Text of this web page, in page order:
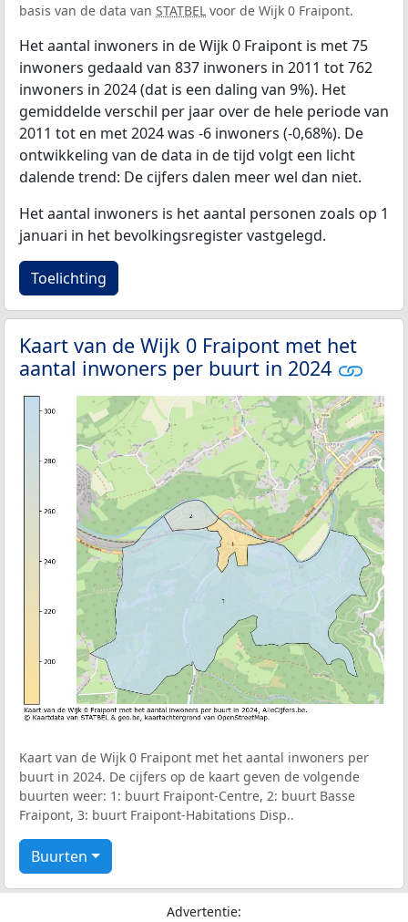
basis van de data van STATBEL voor de Wijk 0 Fraipont.
Het aantal inwoners in de Wijk 0 Fraipont is met 75
inwoners gedaald van 837 inwoners in 2011 tot 762
inwoners in 2024 (dat is een daling van 9%). Het
gemiddelde verschil per jaar over de hele periode van
2011 tot en met 2024 was -6 inwoners (-0,68%). De
ontwikkeling van de data in de tijd volgt een licht
dalende trend: De cijfers dalen meer wel dan niet.
Het aantal inwoners is het aantal personen zoals op 1
januari in het bevolkingsregister vastgelegd.
Toelichting
Kaart van de Wijk 0 Fraipont met het
aantal inwoners per buurt in 2024
Kaart van de Wijk 0 Fraipont met het aantal inwoners per
buurt in 2024. De cijfers op de kaart geven de volgende
buurten weer: 1: buurt Fraipont-Centre, 2: buurt Basse
Fraipont, 3: buurt Fraipont-Habitations Disp..
Buurten
Advertentie: